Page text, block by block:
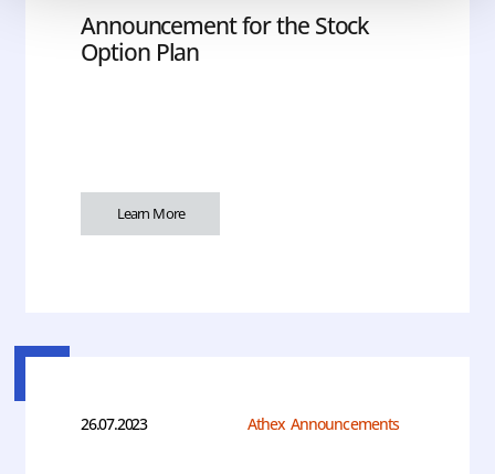
Announcement for the Stock
Option Plan
Learn More
26.07.2023 Athex Announcements